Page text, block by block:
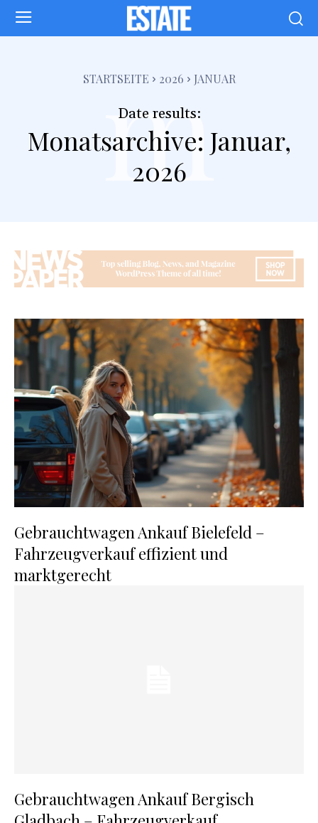
STARTSEITE 2026 JANUAR
Date results:
Monatsarchive: Januar,
2026
m
Gebrauchtwagen Ankauf Bielefeld –
Fahrzeugverkauf effizient und
marktgerecht
Gebrauchtwagen Ankauf Bergisch